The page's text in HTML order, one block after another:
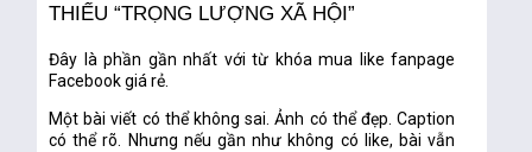
THIẾU “TRỌNG LƯỢNG XÃ HỘI”
Đây là phần gần nhất với từ khóamua like fanpage
Facebook giá rẻ
Một bài viết có thể không sai. Ảnh có thể đẹp. Caption
có thể rõ. Nhưng nếu gần như không có like, bài vẫn